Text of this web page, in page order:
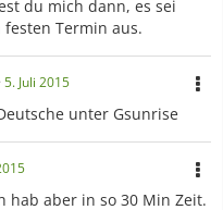
du mich dann, es sei
Termin aus.
5. Juli 2015
unter Gsunrise
hab aber in so 30 Min Zeit.